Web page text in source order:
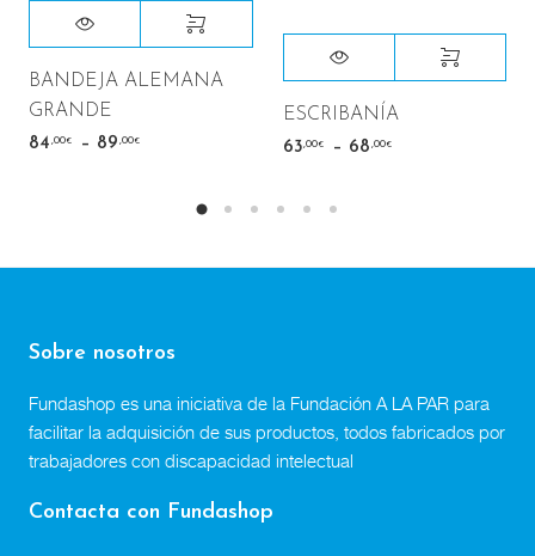
BANDEJA ALEMANA
GRANDE
84 ,00€ – 89 ,00€
ESCRIBANÍA
63 ,00€ – 68 ,00€
Sobre nosotros
Fundashop es una iniciativa de la Fundación A LA PAR para
facilitar la adquisición de sus productos, todos fabricados por
trabajadores con discapacidad intelectual
Contacta con Fundashop